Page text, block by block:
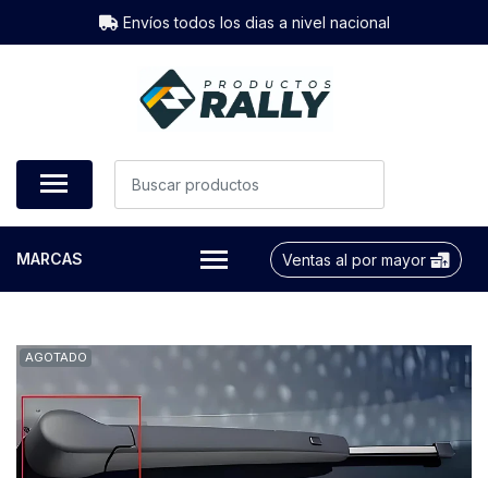
Envíos todos los dias a nivel nacional
MARCAS Ventas al por mayor
AGOTADO